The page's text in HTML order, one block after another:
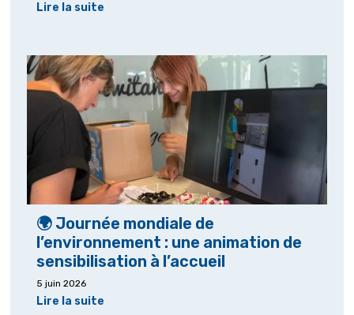
Lire la suite
🌍 Journée mondiale de
l’environnement : une animation de
sensibilisation à l’accueil
5 juin 2026
Lire la suite